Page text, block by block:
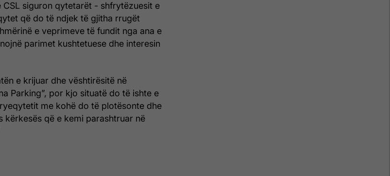
CSL siguron qytetarët - shfrytëzuesit e
që do të ndjek të gjitha rrugët
e veprimeve të fundit nga ana e
parimet kushtetuese dhe interesin
e krijuar dhe vështirësitë në
Parking”, por kjo situatë do të ishte e
me kohë do të plotësonte dhe
kërkesës që e kemi parashtruar në